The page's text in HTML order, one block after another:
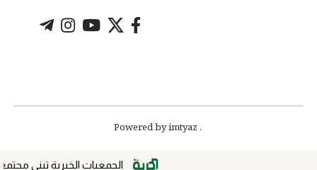
. Powered by imtyaz
الجمعيات الخيرية تبني مجتمعاً